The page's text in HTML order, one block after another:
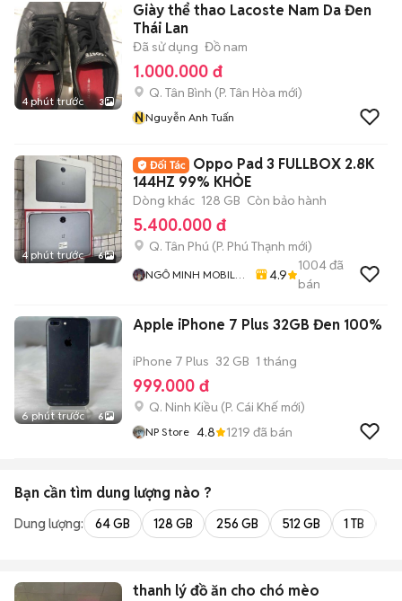
4 phút trước 3
Giày thể thao Lacoste Nam Da Đen
Thái Lan
Đã sử dụng Đồ nam
1.000.000 đ
Q. Tân Bình (P. Tân Hòa mới)
NNguyễn Anh Tuấn
4 phút trước 6
Oppo Pad 3 FULLBOX 2.8K
144HZ 99% KHỎE
Dòng khác 128 GB Còn bảo hành
5.400.000 đ
Q. Tân Phú (P. Phú Thạnh mới)
NGÔ MINH MOBILE
4.9
1004đã
bán
6 phút trước 6
Apple iPhone 7 Plus 32GB Đen 100%
iPhone 7 Plus 32 GB 1 tháng
999.000 đ
Q. Ninh Kiều (P. Cái Khế mới)
NP Store 4.8 1219 đã bán
Bạn cần tìm dung lượng nào ?
Dung lượng: 64 GB 128 GB 256 GB 512 GB 1 TB
thanh lý đồ ăn cho chó mèo